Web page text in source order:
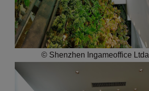
© Shenzhen Ingameoffice Ltda